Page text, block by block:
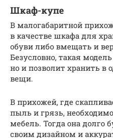
Шкаф-купе
В малогабаритной
в качестве шкафа для
обуви либо вмещать и
Безусловно, такая
но и позволит хранить в
вещи.
В прихожей, где
пыль и грязь,
мебель. Тогда она долго
своим дизайном и